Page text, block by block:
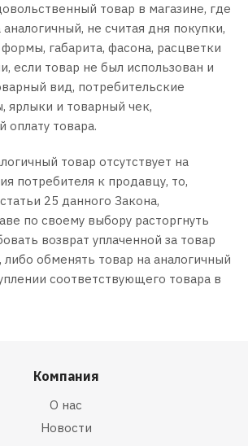
товар в магазине, где
не считая дня покупки,
габарита, фасона, расцветки
если товар не был использован и
вид, потребительские
ярлыки и товарный чек,
товара.
товар отсутствует на
потребителя к продавцу, то,
25 данного Закона,
по своему выбору расторгнуть
возврат уплаченной за товар
обменять товар на аналогичный
соответствующего товара в
Компания
О нас
Новости